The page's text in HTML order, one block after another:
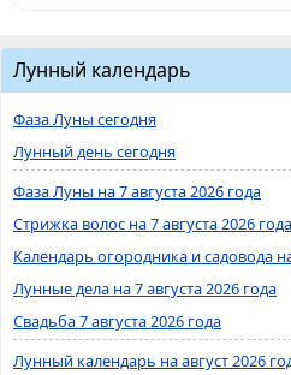
Лунный календарь
Фаза Луны сегодня
Лунный день сегодня
Фаза Луны на 7 августа 2026 года
Стрижка волос на 7 августа 2026 года
Календарь огородника и садовода
Лунные дела на 7 августа 2026 года
Свадьба 7 августа 2026 года
Лунный календарь на август 2026